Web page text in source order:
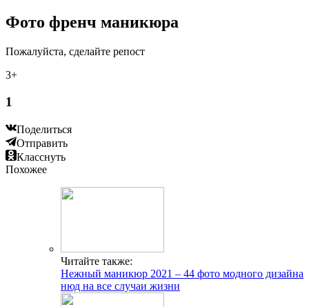
Фото френч маникюра
Пожалуйста, сделайте репост
3+
1
Поделиться
Отправить
Класснуть
Похожее
Читайте также:
Нежный маникюр 2021 – 44 фото модного дизайна
нюд на все случаи жизни